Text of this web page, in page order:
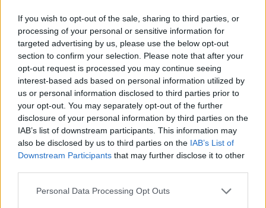
If you wish to opt-out of the sale, sharing to third parties, or
processing of your personal or sensitive information for
targeted advertising by us, please use the below opt-out
section to confirm your selection. Please note that after your
opt-out request is processed you may continue seeing
interest-based ads based on personal information utilized by
us or personal information disclosed to third parties prior to
your opt-out. You may separately opt-out of the further
disclosure of your personal information by third parties on the
IAB’s list of downstream participants. This information may
also be disclosed by us to third parties on the IAB’s List of
Downstream Participants that may further disclose it to other
Personal Data Processing Opt Outs
często na jeszcze większy wylew hejtu.
REKLAMA